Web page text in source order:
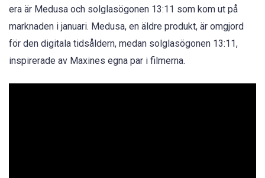
era är Medusa och solglasögonen 13:11 som kom ut på
marknaden i januari. Medusa, en äldre produkt, är omgjord
för den digitala tidsåldern, medan solglasögonen 13:11,
inspirerade av Maxines egna par i filmerna.